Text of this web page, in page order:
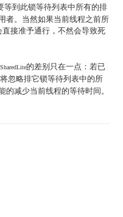
等到此锁等待列表中所有的排
者。当然如果当前线程之前所
接准予通行，不然会导致死
的差别只在一点：若已
将忽略排它锁等待列表中的所
减少当前线程的等待时间。